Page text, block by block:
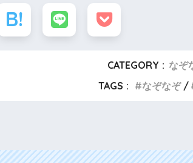
CATEGORY : なぞ
TAGS :
なぞなぞ